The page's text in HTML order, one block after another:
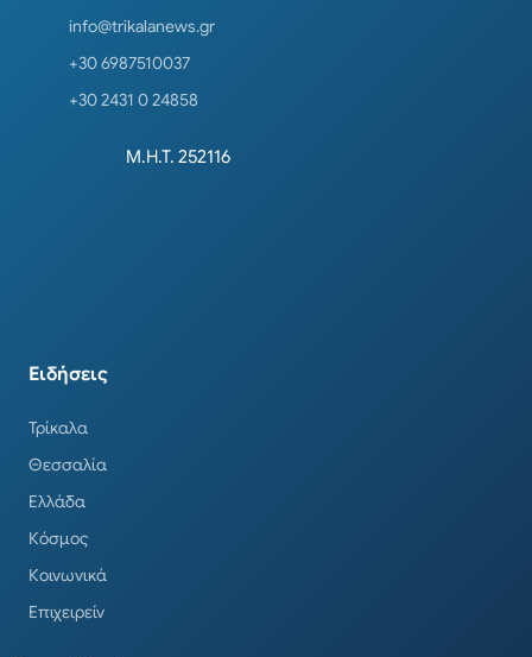
info@trikalanews.gr
+30 6987510037
+30 2431 0 24858
Μ.Η.Τ. 252116
Ειδήσεις
Τρίκαλα
Θεσσαλία
Ελλάδα
Κόσμος
Κοινωνικά
Επιχειρείν